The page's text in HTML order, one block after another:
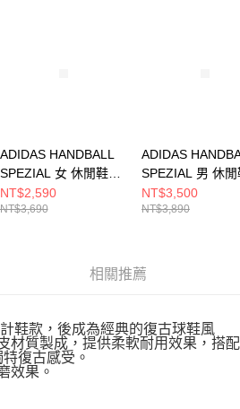
ADIDAS HANDBALL
SPEZIAL 女 休閒鞋
KJ6305
NT$2,590
NT$3,690
ADIDAS
SPEZIAL 男 休閒
KH6921
NT$3,500
NT$3,890
相關推薦
鞋款，後成為經典的復古球鞋風
材質製成，提供柔軟耐用效果，搭配
復古感受。
效果。